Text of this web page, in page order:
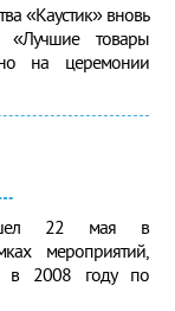
«Каустик» вновь
«Лучшие товары
на церемонии
22 мая в
мероприятий,
в 2008 году по